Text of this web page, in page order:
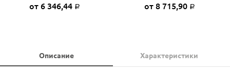
от 6 346,44 Р от 8 715,90 Р
Описание Характеристики